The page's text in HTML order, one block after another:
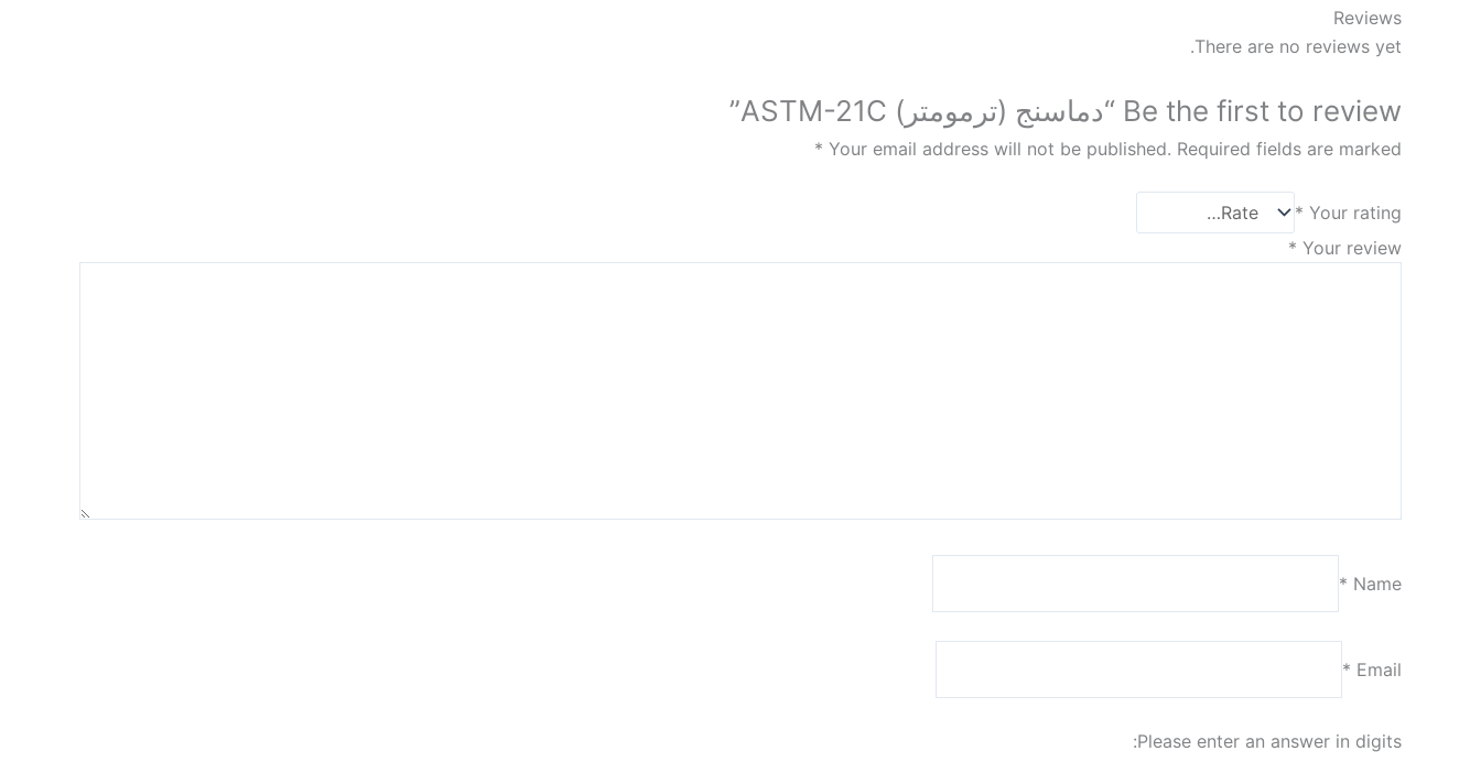
Reviews
There are no reviews yet.
Be the first to review “دماسنج (ترمومتر) ASTM-21C”
Your email address will not be published. Required fields are marked
*
Your rating
*
Your review
*
Name
*
Email
*
Please enter an answer in digits: